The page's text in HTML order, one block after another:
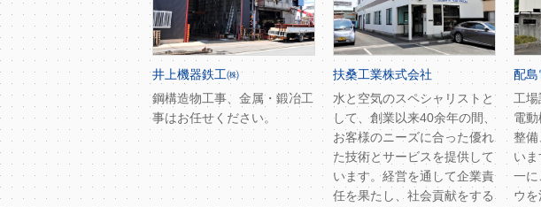
井上機器鉄工㈱
鋼構造物工事、金属・鍛冶工
事はお任せください。
扶桑工業株式会社
水と空気のスペシャリストと
して、創業以来40余年の間、
お客様のニーズに合った優れ
た技術とサービスを提供して
います。経営を通して企業責
任を果たし、社会貢献をする
配島
工
電動
整備
い
一に
ウ